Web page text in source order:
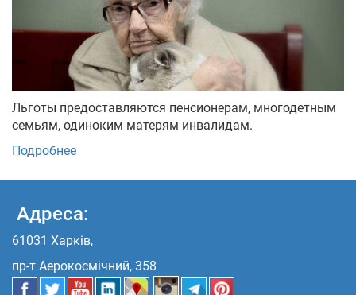
Льготы предоставляются пенсионерам, многодетным
семьям, одиноким матерям инвалидам.
Подробнее
Адреса:
61031 Харків,
пр-т Аерокосмічний, 358